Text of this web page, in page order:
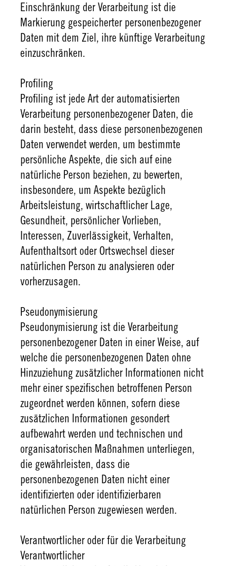
Einschränkung der Verarbeitung ist die
Markierung gespeicherter personenbezogener
Daten mit dem Ziel, ihre künftige Verarbeitung
einzuschränken.
Profiling
Profiling ist jede Art der automatisierten
Verarbeitung personenbezogener Daten, die
darin besteht, dass diese personenbezogenen
Daten verwendet werden, um bestimmte
persönliche Aspekte, die sich auf eine
natürliche Person beziehen, zu bewerten,
insbesondere, um Aspekte bezüglich
Arbeitsleistung, wirtschaftlicher Lage,
Gesundheit, persönlicher Vorlieben,
Interessen, Zuverlässigkeit, Verhalten,
Aufenthaltsort oder Ortswechsel dieser
natürlichen Person zu analysieren oder
vorherzusagen.
Pseudonymisierung
Pseudonymisierung ist die Verarbeitung
personenbezogener Daten in einer Weise, auf
welche die personenbezogenen Daten ohne
Hinzuziehung zusätzlicher Informationen nicht
mehr einer spezifischen betroffenen Person
zugeordnet werden können, sofern diese
zusätzlichen Informationen gesondert
aufbewahrt werden und technischen und
organisatorischen Maßnahmen unterliegen,
die gewährleisten, dass die
personenbezogenen Daten nicht einer
identifizierten oder identifizierbaren
natürlichen Person zugewiesen werden.
Verantwortlicher oder für die Verarbeitung
Verantwortlicher